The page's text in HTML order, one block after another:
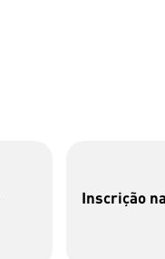
Inscrição